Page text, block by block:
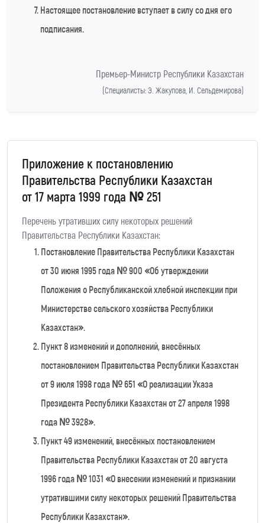
Настоящее постановление вступает в силу со дня его
подписания.
Премьер-Министр Республики Казахстан
(Специалисты: Э. Жакупова, И. Сельдемирова)
Приложение к постановлению
Правительства Республики Казахстан
от 17 марта 1999 года № 251
Перечень утративших силу некоторых решений
Правительства Республики Казахстан:
Постановление Правительства Республики Казахстан
от 30 июня 1995 года № 900 «Об утверждении
Положения о Республиканской хлебной инспекции при
Министерстве сельского хозяйства Республики
Казахстан».
Пункт 8 изменений и дополнений, внесённых
постановлением Правительства Республики Казахстан
от 9 июля 1998 года № 651 «О реализации Указа
Президента Республики Казахстан от 27 апреля 1998
года № 3928».
Пункт 49 изменений, внесённых постановлением
Правительства Республики Казахстан от 20 августа
1996 года № 1031 «О внесении изменений и признании
утратившими силу некоторых решений Правительства
Республики Казахстан».